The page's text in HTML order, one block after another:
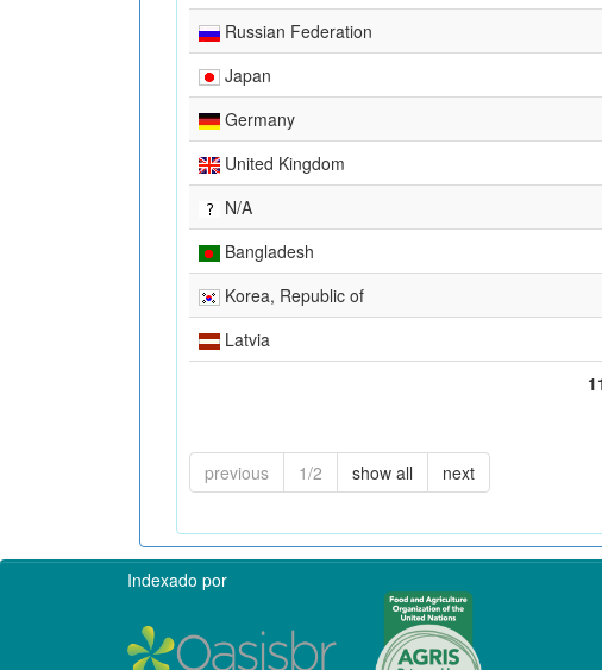
Russian Federation
Japan
Germany
United Kingdom
N/A
Bangladesh
Korea, Republic of
Latvia
previous 1/2 show all next
Indexado por